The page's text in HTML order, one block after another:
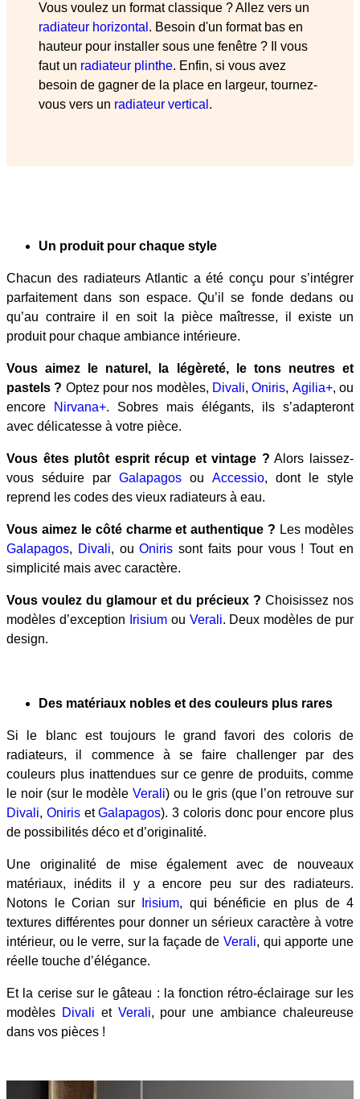
Vous voulez un format classique ? Allez vers un
radiateur horizontal . Besoin d'un format bas en
hauteur pour installer sous une fenêtre ? Il vous
faut un radiateur plinthe. Enfin, si vous avez
besoin de gagner de la place en largeur, tournez-
vous vers un radiateur vertical .
Un produit pour chaque style
Chacun des radiateurs Atlantic a été conçu pour s’intégrer
parfaitement dans son espace. Qu’il se fonde dedans ou
qu’au contraire il en soit la pièce maîtresse, il existe un
produit pour chaque ambiance intérieure.
Vous aimez le naturel, la légèreté, le tons neutres et
pastels ? Optez pour nos modèles, Divali,Oniris, Agilia+, ou
encore
Nirvana+. Sobres mais élégants, ils s’adapteront
avec délicatesse à votre pièce.
Vous êtes plutôt esprit récup et vintage ? Alors laissez-
vous séduire par Galapagos ou Accessio, dont le style
reprend les codes des vieux radiateurs à eau.
Vous aimez le côté charme et authentique ? Les modèles
Galapagos, Divali, ouOniris sont faits pour vous ! Tout en
simplicité mais avec caractère.
Vous voulez du glamour et du précieux ? Choisissez nos
modèles d’exception
Irisiumou Verali. Deux modèles de pur
design.
Des matériaux nobles et des couleurs plus rares
Si le blanc est toujours le grand favori des coloris de
radiateurs, il commence à se faire challenger par des
couleurs plus inattendues sur ce genre de produits, comme
le noir (sur le modèleVerali) ou le gris (que l’on retrouve sur
Divali, OnirisetGalapagos). 3 coloris donc pour encore plus
de possibilités déco et d’originalité.
Une originalité de mise également avec de nouveaux
matériaux, inédits il y a encore peu sur des radiateurs.
Notons le Corian sur
Irisium, qui bénéficie en plus de 4
textures différentes pour donner un sérieux caractère à votre
intérieur, ou le verre, sur la façade deVerali, qui apporte une
réelle touche d’élégance.
Et la cerise sur le gâteau : la fonction rétro-éclairage sur les
modèles Divali et Verali, pour une ambiance chaleureuse
dans vos pièces !